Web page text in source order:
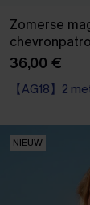
Zomerse
36,00 €
【AG18】2
【AG18】2
NIEUW